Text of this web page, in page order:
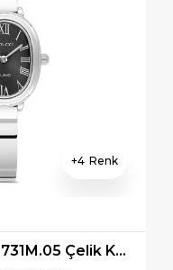
4
Ferrucci FER.03731M.05 Çelik Kordon Kadın Kol Saati